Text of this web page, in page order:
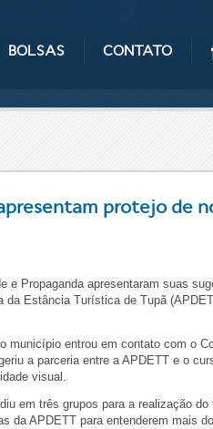
BOLSAS CONTATO
protejo de
e Propaganda apresentaram suas
Estância Turística de Tupã
entrou em contato com o
a parceria entre a APDETT e o
visual.
em três grupos para a realização do
da APDETT para entenderem mais